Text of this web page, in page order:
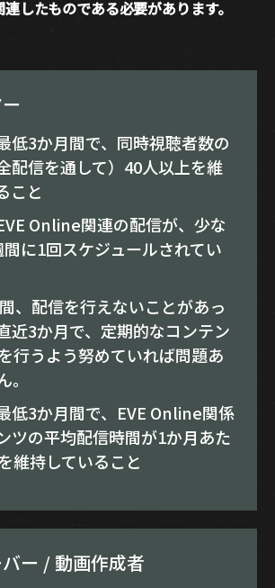
したものである必要があります。
低3か月間で、同時視聴者数の
配信を通して）40人以上を維
こと
Online関連の配信が、少な
間に1回スケジュールされてい
、配信を行えないことがあっ
近3か月で、定期的なコンテン
行うよう努めていれば問題あ
。
低3か月間で、EVE Online関係
ツの平均配信時間が1か月あた
維持していること
ー / 動画作成者